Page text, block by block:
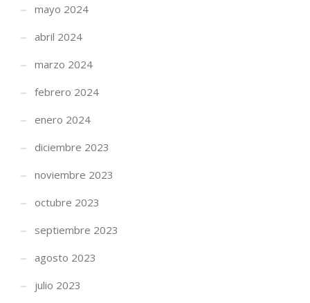
mayo 2024
abril 2024
marzo 2024
febrero 2024
enero 2024
diciembre 2023
noviembre 2023
octubre 2023
septiembre 2023
agosto 2023
julio 2023